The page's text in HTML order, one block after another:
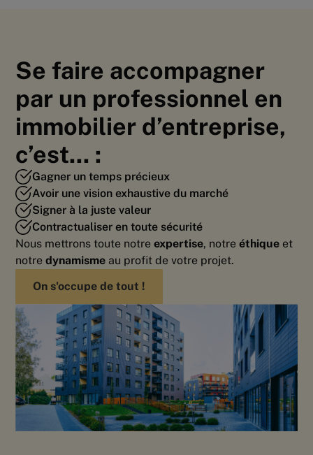
Se faire accompagner
par un professionnel en
immobilier d’entreprise,
c’est... :
Gagner un temps précieux
Avoir une vision exhaustive du marché
Signer à la juste valeur
Contractualiser en toute sécurité
Nous mettrons toute notreexpertise, notreéthique et
notredynamisme au profit de votre projet.
On s'occupe de tout !